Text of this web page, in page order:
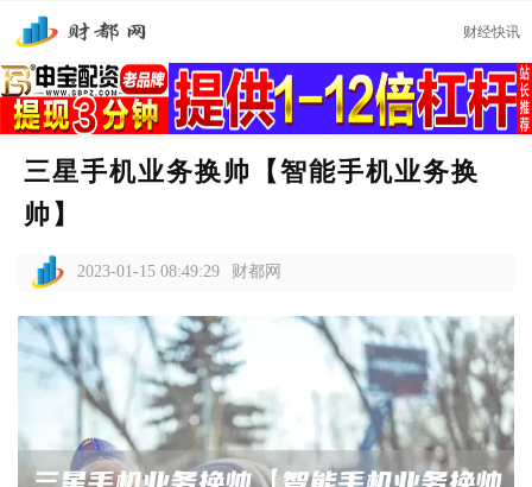
财经快讯
三星手机业务换帅【智能手机业务换
帅】
2023-01-15 08:49:29 财都网